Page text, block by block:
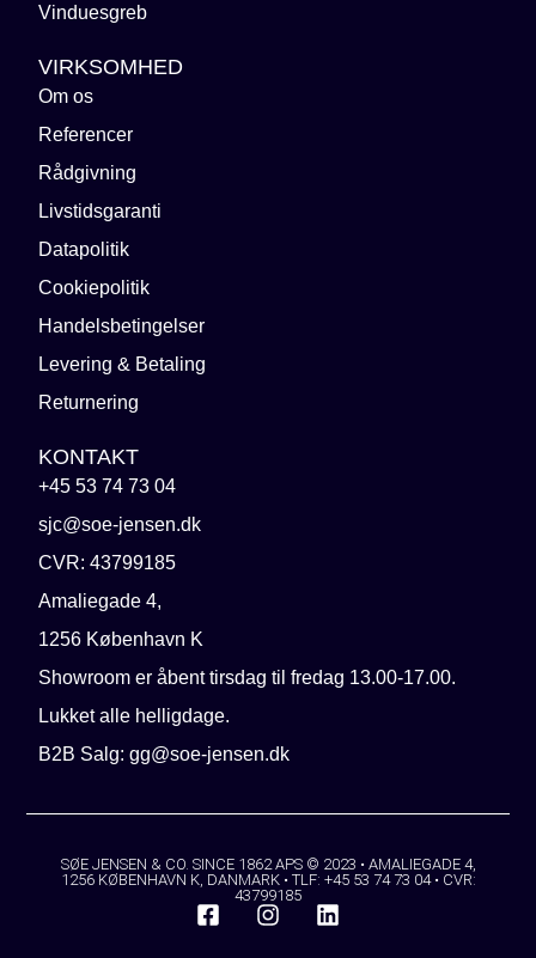
Vinduesgreb
VIRKSOMHED
Om os
Referencer
Rådgivning
Livstidsgaranti
Datapolitik
Cookiepolitik
Handelsbetingelser
Levering & Betaling
Returnering
KONTAKT
+45 53 74 73 04
sjc@soe-jensen.dk
CVR: 43799185
Amaliegade 4,
1256 København K
Showroom er åbent tirsdag til fredag 13.00-17.00.
Lukket alle helligdage.
B2B Salg: gg@soe-jensen.dk
SØE JENSEN & CO. SINCE 1862 APS © 2023 • AMALIEGADE 4,
1256 KØBENHAVN K, DANMARK • TLF: +45 53 74 73 04 • CVR:
43799185